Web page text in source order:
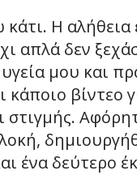
Η αλήθεια
απλά δεν
μου και
βίντεο
ένα δεύτερο